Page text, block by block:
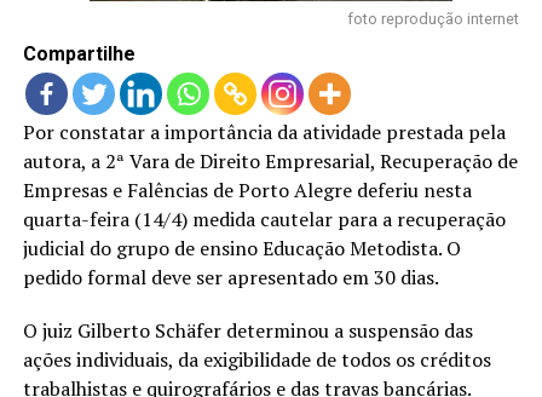
foto reprodução internet
Compartilhe
Por constatar a importância da atividade prestada pela
autora, a 2ª Vara de Direito Empresarial, Recuperação de
Empresas e Falências de Porto Alegre deferiu nesta
quarta-feira (14/4) medida cautelar para a recuperação
judicial do grupo de ensino Educação Metodista. O
pedido formal deve ser apresentado em 30 dias.
O juiz Gilberto Schäfer determinou a suspensão das
ações individuais, da exigibilidade de todos os créditos
trabalhistas e quirografários e das travas bancárias.